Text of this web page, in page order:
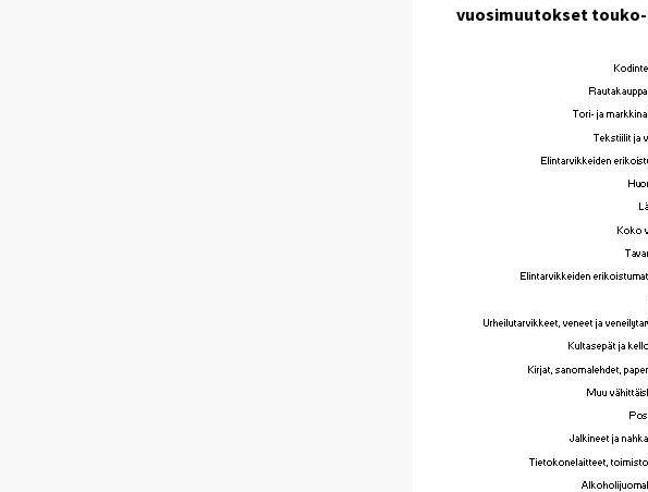
vuosimuutokset touko-